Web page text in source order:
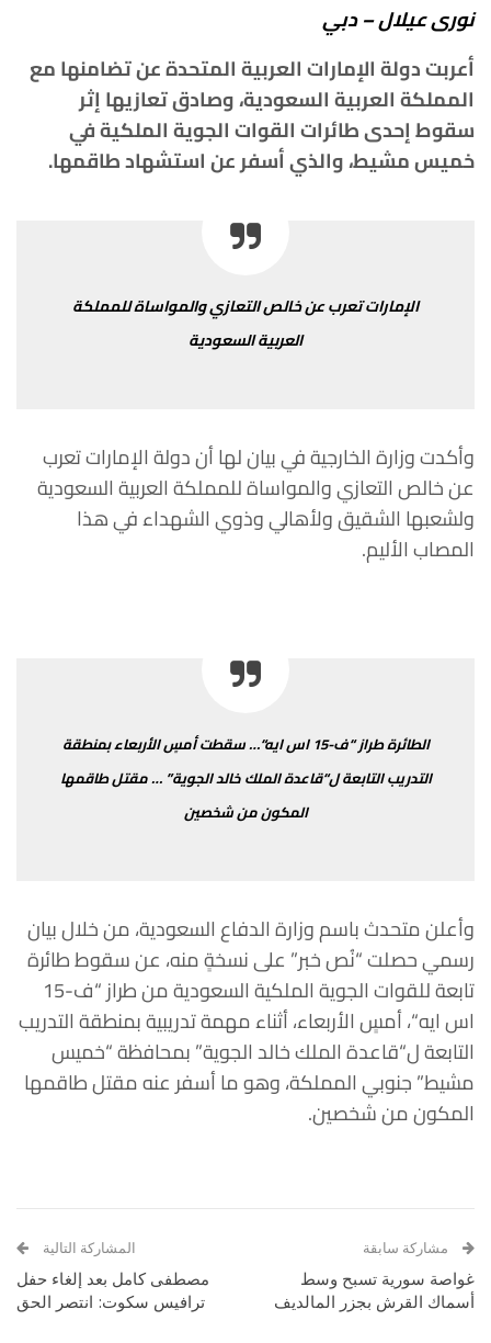
نورىعيلال–دبي
أعربتدولةالإماراتالعربيةالمتحدةعنتضامنهامع
المملكةالعربيةالسعودية،وصادقتعازيهاإثر
سقوطإحدىطائراتالقواتالجويةالملكيةفي
خميس مشيط،والذيأسفرعناستشهادطاقمها.
الإماراتتعربعنخالصالتعازيوالمواساةللمملكة
العربيةالسعودية
وأكدتوزارةالخارجيةفيبيانلهاأندولةالإماراتتعرب
عنخالصالتعازيوالمواساةللمملكةالعربيةالسعودية
ولشعبها الشقيقولأهاليوذويالشهداء فيهذا
المصابالأليم.
الطائرةطراز“ف-15 اسايه“…سقطتأمسٍالأربعاءبمنطقة
التدريبالتابعةل“قاعدةالملكخالدالجوية” …مقتلطاقمها
المكونمنشخصين
وأعلنمتحدثباسموزارةالدفاعالسعودية،منخلالبيان
رسميحصلت“نُصخبر” علىنسخةٍمنه، عنسقوططائرة
تابعةللقواتالجويةالملكيةالسعودية منطراز“ف-15
اسايه“،أمسٍالأربعاء،أثناءمهمةتدريبيةبمنطقةالتدريب
التابعةل“قاعدةالملكخالدالجوية”بمحافظة“خميس
مشيط”جنوبيالمملكة،وهوماأسفرعنهمقتلطاقمها
المكونمنشخصين.
مشاركة سابقة
غواصة سورية تسبح وسط
أسماك القرش بجزر المالديف
المشاركة التالية
مصطفى كامل بعد إلغاء حفل
ترافيس سكوت: انتصر الحق